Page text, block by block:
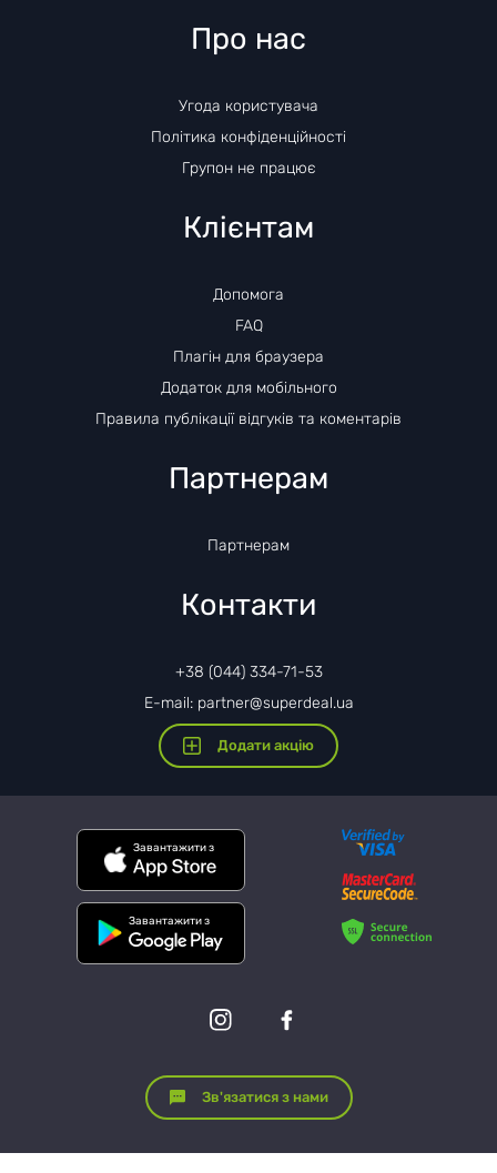
Про нас
Угода користувача
Політика конфіденційності
Групон не працює
Клієнтам
Допомога
FAQ
Плагін для браузера
Додаток для мобільного
Правила публікації відгуків та коментарів
Партнерам
Партнерам
Контакти
+38 (044) 334-71-53
E-mail: partner@superdeal.ua
Додати акцію
Завантажити з
Завантажити з
Зв'язатися з нами